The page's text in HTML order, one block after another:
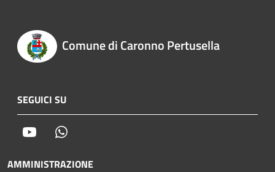
Comune di Caronno Pertusella
SEGUICI SU
Youtube
AMMINISTRAZIONE